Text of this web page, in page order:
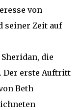
von
seiner Zeit auf
die
Der erste Auftritt
Beth